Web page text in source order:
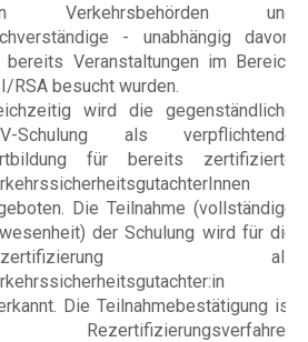
Verkehrsbehörden und
- unabhängig davon,
bereits Veranstaltungen im Bereich
RSA besucht wurden.
wird die gegenständliche
Schulung als verpflichtende
für bereits zertifizierte
Die Teilnahme (vollständige
der Schulung wird für die
als
Die Teilnahmebestätigung ist
Rezertifizierungsverfahren